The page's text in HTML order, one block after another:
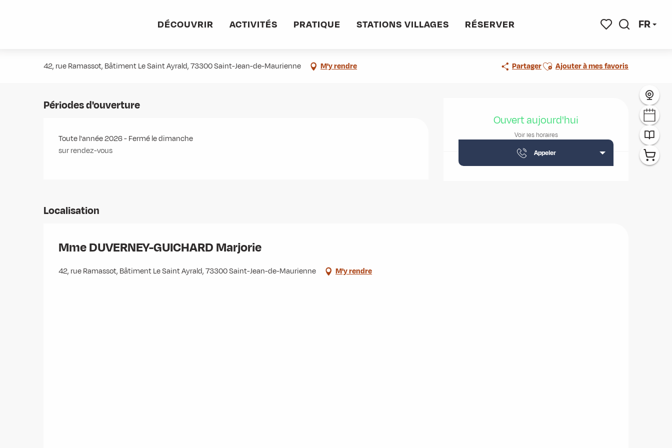
FR
DÉCOUVRIR ACTIVITÉS PRATIQUE STATIONS VILLAGES RÉSERVER
42, rue Ramassot, Bâtiment Le Saint Ayrald, 73300 Saint-Jean-de-Maurienne M'y rendre PartagerAjouter aux favoris
Ajouter à mes favoris
Ouverture et coordonnées
Ouvert aujourd'hui
Voir les horaires
Appeler
Périodes d'ouverture
Toute l'année 2026 - Fermé le dimanche
sur rendez-vous
Localisation
Mme DUVERNEY-GUICHARD Marjorie
42, rue Ramassot, Bâtiment Le Saint Ayrald, 73300 Saint-Jean-de-Maurienne M'y rendre